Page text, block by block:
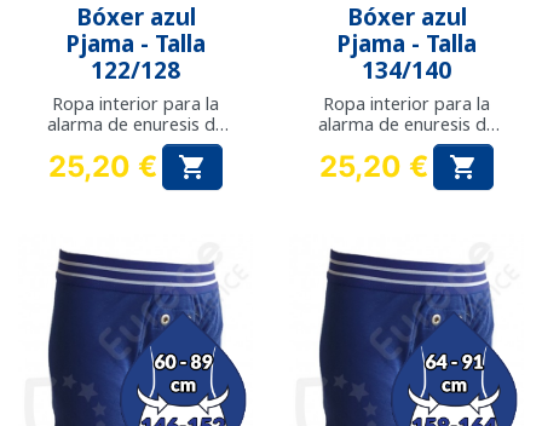
Bóxer azul
Pjama - Talla
122/128
Ropa interior para la
alarma de enuresis de
Precio
25,20 € 
Bóxer azul
Pjama - Talla
134/140
Ropa interior para la
alarma de enuresis de
Precio
25,20 € 